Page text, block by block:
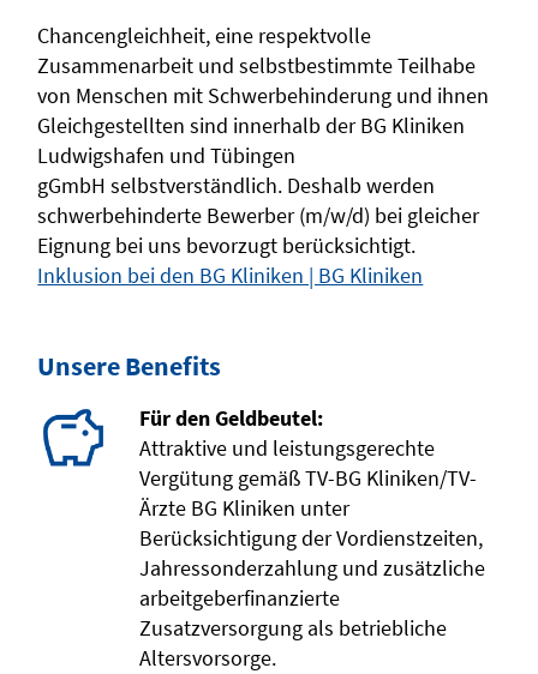
Chancengleichheit, eine respektvolle
Zusammenarbeit und selbstbestimmte Teilhabe
von Menschen mit Schwerbehinderung und ihnen
Gleichgestellten sind innerhalb der BG Kliniken
Ludwigshafen und Tübingen
gGmbH selbstverständlich. Deshalb werden
schwerbehinderte Bewerber (m/w/d) bei gleicher
Eignung bei uns bevorzugt berücksichtigt.
Inklusion bei den BG Kliniken | BG Kliniken
Unsere Benefits
Für den Geldbeutel:
Attraktive und leistungsgerechte
Vergütung gemäß TV-BG Kliniken/TV-
Ärzte BG Kliniken unter
Berücksichtigung der Vordienstzeiten,
Jahressonderzahlung und zusätzliche
arbeitgeberfinanzierte
Zusatzversorgung als betriebliche
Altersvorsorge.